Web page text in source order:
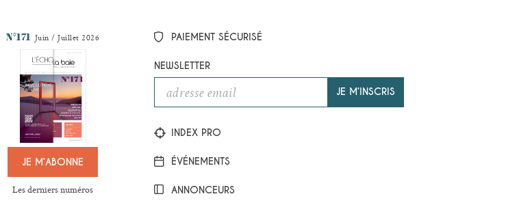
N°171 Juin / Juillet 2026
JE M’ABONNE
Les derniers numéros
PAIEMENT SÉCURISÉ
NEWSLETTER
JE M’INSCRIS
INDEX PRO
ÉVÉNEMENTS
ANNONCEURS